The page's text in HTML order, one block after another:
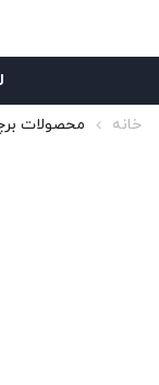
خانه محصولات